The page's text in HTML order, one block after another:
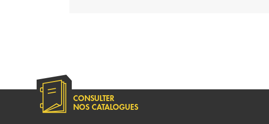
CONSULTER
NOS CATALOGUES